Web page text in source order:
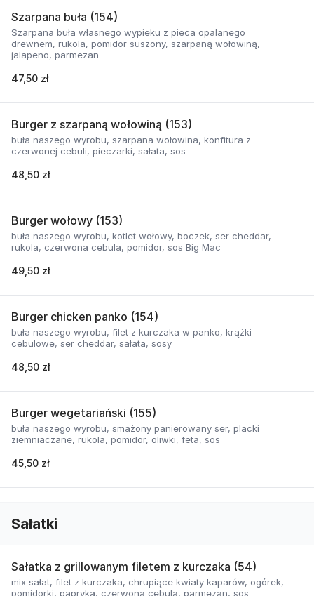
Szarpana buła (154)
Szarpana buła własnego wypieku z pieca opalanego
drewnem, rukola, pomidor suszony, szarpaną wołowiną,
jalapeno, parmezan
47,50 zł
Burger z szarpaną wołowiną (153)
buła naszego wyrobu, szarpana wołowina, konfitura z
czerwonej cebuli, pieczarki, sałata, sos
48,50 zł
Burger wołowy (153)
buła naszego wyrobu, kotlet wołowy, boczek, ser cheddar,
rukola, czerwona cebula, pomidor, sos Big Mac
49,50 zł
Burger chicken panko (154)
buła naszego wyrobu, filet z kurczaka w panko, krążki
cebulowe, ser cheddar, sałata, sosy
48,50 zł
Burger wegetariański (155)
buła naszego wyrobu, smażony panierowany ser, placki
ziemniaczane, rukola, pomidor, oliwki, feta, sos
45,50 zł
Sałatki
Sałatka z grillowanym filetem z kurczaka (54)
mix sałat, filet z kurczaka, chrupiące kwiaty kaparów, ogórek,
pomidorki, papryka, czerwona cebula, parmezan, sos